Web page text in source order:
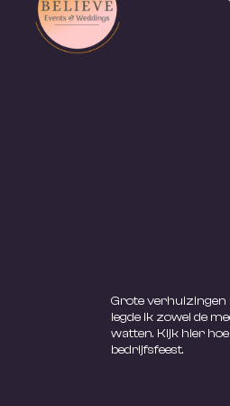
Grote verhuizingen
legde ik zowel de
watten. Kijk hier
bedrijfsfeest.